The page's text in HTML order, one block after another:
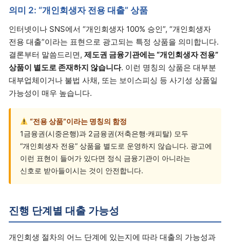
의미 2: “개인회생자 전용 대출” 상품
인터넷이나 SNS에서 “개인회생자 100% 승인”, “개인회생자
전용 대출”이라는 표현으로 광고되는 특정 상품을 의미합니다.
결론부터 말씀드리면, 제도권 금융기관에는 “개인회생자 전용”
상품이 별도로 존재하지 않습니다. 이런 명칭의 상품은 대부분
대부업체이거나 불법 사채, 또는 보이스피싱 등 사기성 상품일
가능성이 매우 높습니다.
“전용 상품”이라는 명칭의 함정
1금융권(시중은행)과 2금융권(저축은행·캐피탈) 모두
“개인회생자 전용” 상품을 별도로 운영하지 않습니다. 광고에
이런 표현이 들어가 있다면 정식 금융기관이 아니라는
신호로 받아들이시는 것이 안전합니다.
진행 단계별 대출 가능성
개인회생 절차의 어느 단계에 있는지에 따라 대출의 가능성과